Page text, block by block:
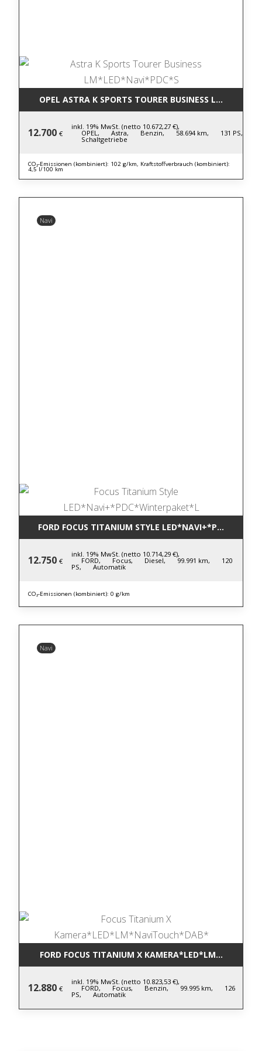
OPEL ASTRA K SPORTS TOURER BUSINESS
12.700 €
inkl. 19% MwSt. (netto 10.672,27 €),
OPEL, Astra, Benzin, 58.694 km, 131 PS,
Schaltgetriebe
CO₂-Emissionen (kombiniert): 102 g/km, Kraftstoffverbrauch (kombiniert):
4,5 l/100 km
Navi
FORD FOCUS TITANIUM STYLE
12.750 €
inkl. 19% MwSt. (netto 10.714,29 €),
FORD, Focus, Diesel, 99.991 km, 120
PS, Automatik
CO₂-Emissionen (kombiniert): 0 g/km
Navi
FORD FOCUS TITANIUM X
12.880 €
inkl. 19% MwSt. (netto 10.823,53 €),
FORD, Focus, Benzin, 99.995 km, 126
PS, Automatik